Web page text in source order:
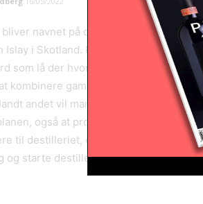
navnet på det nye destilleri som
Islay i Skotland. Det har ejerne Elixir
som lå der hvor destilleriet opføres
kombinere gamle klassiske
andet vil man udelukkende
også at producere rom på det
til destilleriet, et besøgscenter samt
starte destilleringen i foråret 2024.